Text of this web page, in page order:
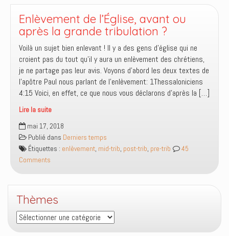
Enlèvement de l’Église, avant ou
après la grande tribulation ?
Voilà un sujet bien enlevant ! Il y a des gens d’église qui ne
croient pas du tout qu’il y aura un enlèvement des chrétiens,
je ne partage pas leur avis. Voyons d’abord les deux textes de
l’apôtre Paul nous parlant de l’enlèvement: 1Thessaloniciens
4:15 Voici, en effet, ce que nous vous déclarons d’après la […]
Lire la suite
Enlèvement
de
l’Église,
avant
ou
la
grande
tribulation
?
mai 17, 2018
Publié dans Derniers temps
Étiquettes : enlèvement, mid-trib, post-trib, pre-trib
45
Comments
Thèmes
Thèmes